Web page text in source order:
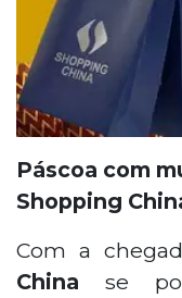
Páscoa com
Shopping
Com a
China se